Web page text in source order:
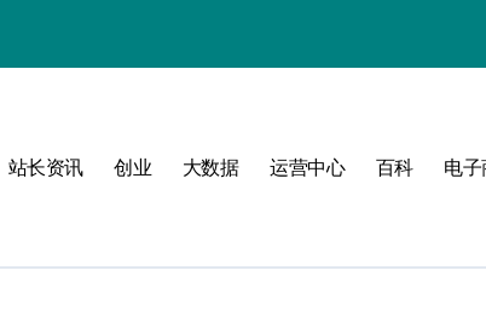
站长资讯 创业 大数据 运营中心 百科 电